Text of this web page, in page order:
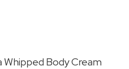
Body Cream